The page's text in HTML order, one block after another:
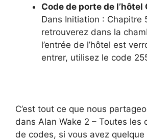
Code de porte de l’hôtel
Dans Initiation : Chapitre
retrouverez dans la
l’entrée de l’hôtel est
entrer, utilisez le code
C’est tout ce que nous
dans Alan Wake 2 – Toutes les
de codes, si vous avez